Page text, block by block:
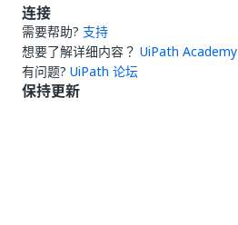
连接
需要帮助? 支持
想要了解详细内容？ UiPath Academy
有问题? UiPath 论坛
保持更新